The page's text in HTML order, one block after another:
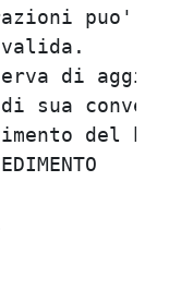
riserva di